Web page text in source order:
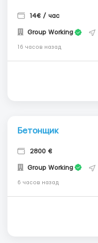
14€ / час
Group Working
16 часов назад
Бетонщик
2800 €
Group Working
6 часов назад